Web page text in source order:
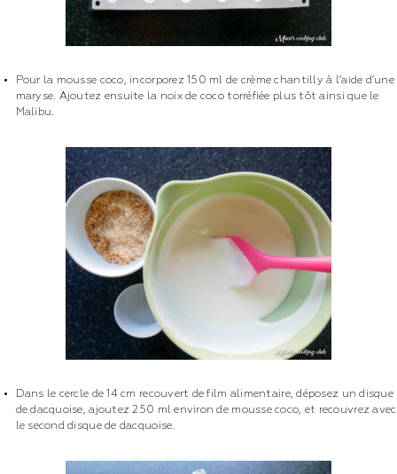
Pour la mousse coco, incorporez 150 ml de crème chantilly à l’aide d’une
maryse. Ajoutez ensuite la noix de coco torréfiée plus tôt ainsi que le
Malibu.
Dans le cercle de 14 cm recouvert de film alimentaire, déposez un disque
de dacquoise, ajoutez 250 ml environ de mousse coco, et recouvrez avec
le second disque de dacquoise.